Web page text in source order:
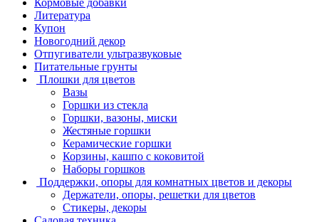
Литература
Купон
Новогодний декор
Отпугиватели ультразвуковые
Питательные грунты
Плошки для цветов
Вазы
Горшки из стекла
Горшки, вазоны, миски
Жестяные горшки
Керамические горшки
Корзины, кашпо с коковитой
Наборы горшков
Поддержки, опоры для комнатных цветов и декоры
Держатели, опоры, решетки для цветов
Стикеры, декоры